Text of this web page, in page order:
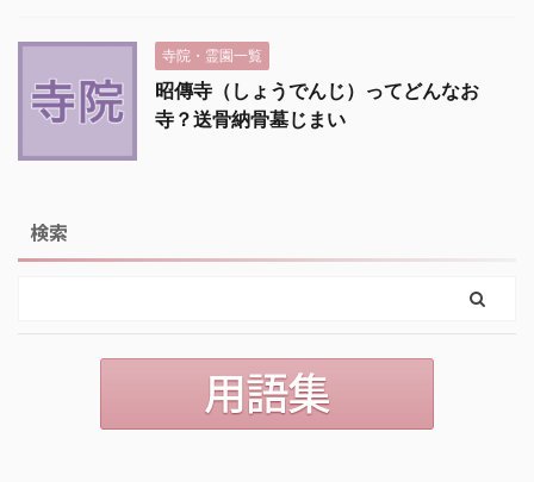
寺院・霊園一覧
昭傳寺（しょうでんじ）ってどんなお
寺？送骨納骨墓じまい
検索